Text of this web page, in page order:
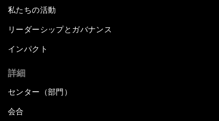
私たちの活動
リーダーシップとガバナンス
インパクト
詳細
センター（部門）
会合